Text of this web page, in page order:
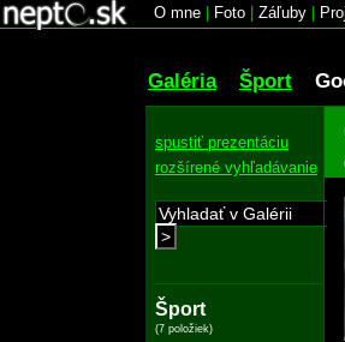
O mne Foto Záľuby
Galéria Šport
spustiť prezentáciu
rozšírené vyhľadávanie
>
Šport
(7 položiek)